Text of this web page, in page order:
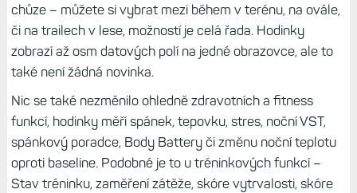
chůze – můžete si vybrat mezi během v terénu, na ovále,
či na trailech v lese, možností je celá řada. Hodinky
zobrazí až osm datových polí na jedné obrazovce, ale to
také není žádná novinka.
Nic se také nezměnilo ohledně zdravotních a fitness
funkcí, hodinky měří spánek, tepovku, stres, noční VST,
spánkový poradce, Body Battery či změnu noční teplotu
oproti baseline. Podobné je to u tréninkových funkcí –
Stav tréninku, zaměření zátěže, skóre vytrvalosti, skóre